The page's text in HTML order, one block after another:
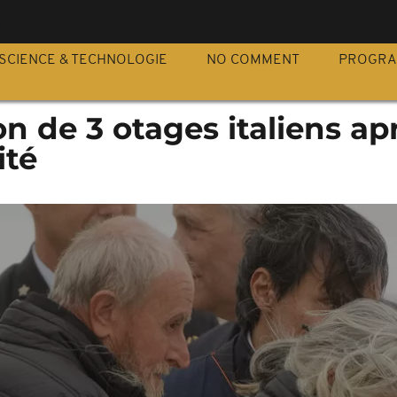
SCIENCE & TECHNOLOGIE NO COMMENT
de 3 otages italiens